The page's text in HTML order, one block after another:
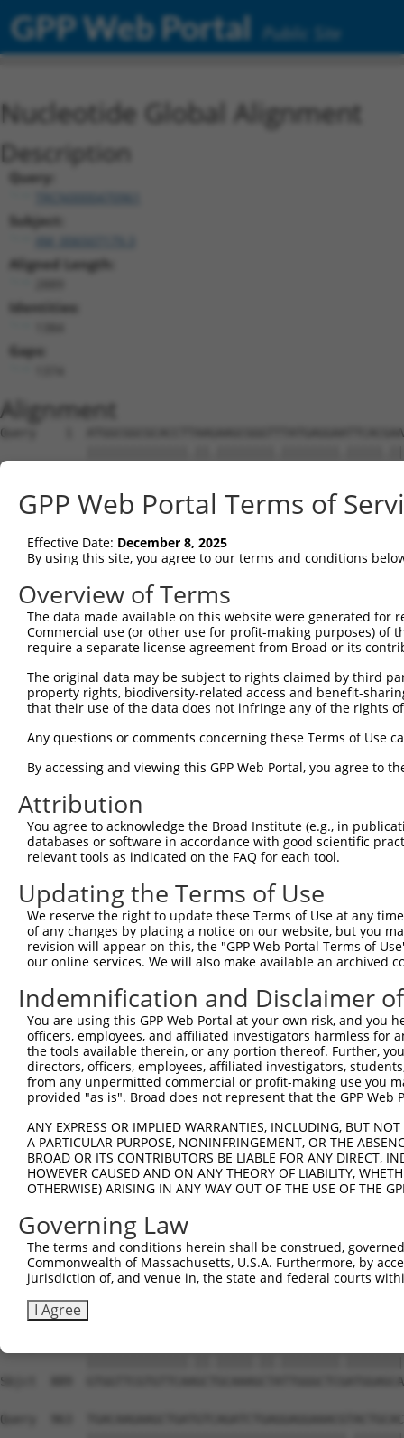
GPP Web Portal Public Site
Nucleotide Global Alignment
Description
Query:
Subject:
Aligned Length:
Identities:
Gaps:
Alignment
Query    1  ATGGCGGCGCACCTTAAGAAGCGGGTTTATGAGGAATTCACGAAAGTGGTTCAGCCACAGGAGGAAATTGCTAC  74
            ||||||||||||||.||.||||||||.||||||||.|||||.|||||||||||||..|||||||||||||||||
Sbjct    1  ATGGCGGCGCACCTGAAAAAGCGGGTGTATGAGGAGTTCACTAAAGTGGTTCAGCAGCAGGAGGAAATTGCTAC  74

Query   75  TAAGAAACTCCGACTAACAAAACCAAGTAAATCTGCAGCACTCCACATAGATCTGTGTAAAGCTACCTCCCCAG  148
            .|||||.||||||.|||||||.||.||.||||||||.||.|||||||||||||||||||||||.||||||||||
Sbjct   75  CAAGAAGCTCCGATTAACAAAGCCGAGCAAATCTGCCGCTCTCCACATAGATCTGTGTAAAGCCACCTCCCCAG  148

Query  149  CAGATGCTTTGCAATACTTGCTCCAGTTTGCCAGGAAGCCTGTCGAGGCGGAAAGCGTAGAGGGAGTAGTCAGG  222
            |||||||||||||.|||.|.||||||||||||||.||||||||.||.||.||.||.||.|||||.|||||||||
Sbjct  149  CAGATGCTTTGCAGTACCTACTCCAGTTTGCCAGAAAGCCTGTAGAAGCAGAGAGTGTGGAGGGGGTAGTCAGG  222

Query  223  ATTCTCTTGGAACATTATTACAAGGAGAATGATCCATCTGTGAGACTGAAAATTGCATCATTGTTGGGTTTATT  296
            ||||||||||||||||||||||||||.|||||||||||||||||||||||||||||||||.|.|||||.|||||
Sbjct  223  ATTCTCTTGGAACATTATTACAAGGAAAATGATCCATCTGTGAGACTGAAAATTGCATCACTCTTGGGATTATT  296

Query  297  ATCAAAGACAGCAGGATTTTCACCAGACTGCATTATGGATGATGCCATCAACATCCTGCAGAATGAAAAGTCTC  370
            |||||||||.||||||||.||.|||||||||||.|||||.||.|||||.|||||.||.||||||||||||||||
Sbjct  297  ATCAAAGACGGCAGGATTCTCTCCAGACTGCATAATGGACGACGCCATTAACATACTACAGAATGAAAAGTCTC  370

Query  371  ATCAAGTCCTAGCTCAACTGCTGGATACTTTGCTTGCAATTGGCACTAAGCTACCAGAGAATCAAGCTATCCAA  444
            |.|||||.|||||||||||.|||||.|||||||||||||||||||.|||.||||||||.||||||||||.||||
Sbjct  371  ACCAAGTGCTAGCTCAACTACTGGACACTTTGCTTGCAATTGGCAGTAAACTACCAGAAAATCAAGCTACCCAA  444

Query  445  ATGCGATTAGTTGATGTGGCCTGCAAGCATCTGACAGATACGTCTCATGGTGTAAGAAATAAGTGCCTGCAGTT  518
            .||||||||||.|||||||||||||||||.|||||||||||.||.|||||||||||||||||||||.||||.||
Sbjct  445  GTGCGATTAGTGGATGTGGCCTGCAAGCACCTGACAGATACTTCCCATGGTGTAAGAAATAAGTGCTTGCAATT  518

Query  519  ACTTGGCAATCTTGGCTCTTTGGAGAAAAGTGTCACAAAAGATGCAGAAGGCCTAGCTGCCAGAGATGTCCAGA  592
            |||||||||||||||||||||||||||||||||||||||||||.|.||||||..|||||||||||||||.||||
Sbjct  519  ACTTGGCAATCTTGGCTCTTTGGAGAAAAGTGTCACAAAAGATACTGAAGGCTCAGCTGCCAGAGATGTTCAGA  592

Query  593  AGATTATAGGGGATTACTTCAGTGACCAAGACCCACGTGTCAGAACAGCAGCTATAAAAGCCATGTTGCAGCTC  666
            |.|||||.|||||..||||||||||||||||.|||||.||||||||||||||||||||||||||||||||||||
Sbjct  593  AAATTATCGGGGACCACTTCAGTGACCAAGATCCACGGGTCAGAACAGCAGCTATAAAAGCCATGTTGCAGCTC  666

Query  667  CATGAAAGAGGACTGAAATTACACCAAACAATTTATAATCAGGCCTGTAAATTACTCTCTGATGACTATGAACA  740
            |||||||||||||||||.|||||||||||.|||||||||||||||||||||||.||||||||||||||.||.||
Sbjct  667  CATGAAAGAGGACTGAAGTTACACCAAACGATTTATAATCAGGCCTGTAAATTGCTCTCTGATGACTACGAGCA  740

Query  741  AGTGCGCAGTGCTGCAGTCCAGCTTATCTGGGTCGTCAGTCAGCTCTATCCTGAAAGCATTGTCCCAATTCCTT  814
            .||||||||||||||||||||||||||||||||.|||||.||||||||||||||.||.||.||.|||||.||.|
Sbjct  741  GGTGCGCAGTGCTGCAGTCCAGCTTATCTGGGTTGTCAGCCAGCTCTATCCTGAGAGTATAGTTCCAATACCGT  814

Query  815  CTTCTAATGAAGAAATACGCTTAGTTGATGATGCGTTTGGCAAAATTTGTCACATGGTCAGTGATGGCTCTTGG  888
            ||||||||||||||||.||..|||||||||||||.|||||.||||||||.||||||||||||||||||||.|||
Sbjct  815  CTTCTAATGAAGAAATCCGTCTAGTTGATGATGCATTTGGAAAAATTTGCCACATGGTCAGTGATGGCTCCTGG  888

Query  889  GTGGTTCGTGTTCAGGCAGCAAAACTGTTGGGCTCTATGGAGCAAGTCAGTTCTCATTTCTTGGAGCAGACCCT  962
            ||||||||||||||.||.|||||.||.||||||||.|||||||||||.||.||||||||||||||||||||.||
Sbjct  889  GTGGTTCGTGTTCAAGCTGCAAAGCTATTGGGCTCGATGGAGCAAGTTAGCTCTCATTTCTTGGAGCAGACTCT  962

Query  963  TGACAAGAAGCTGATGTCAGATCTGAGGAGGAAACGTACTGCACATGAGCGTGCCAAGGAACTTTACAGTTCGG  1036
            ||||||||||||||||||||||||||||||||||||.|||||||||||||||||||||||||||||||||||||
Sbjct  963  TGACAAGAAGCTGATGTCAGATCTGAGGAGGAAACGCACTGCACATGAGCGTGCCAAGGAACTTTACAGTTCGG  1036

Query 1037  GGGAGTTTTCCAGTGGCAGAAAGTGGGGAGATGATGCTCCCAAGGAAGAAGTAGATACCGGGGCTGTGAACTTG  1110
            |||||||||||||||||||.||.|||||||||||||||||||||||||||.||||.||.|||||.||||||.||
Sbjct 1037  GGGAGTTTTCCAGTGGCAGGAAATGGGGAGATGATGCTCCCAAGGAAGAAATAGACACGGGGGCCGTGAACCTG  1110

Query 1111  ATTGAGTCAGGAGCTTGTGGAGCTTTTGTTCATGGGTTGGAAGATGAGATGTATGAGGTTCGTATTGCTGCTGT  1184
            ||.|||||||||||.||||||||.||||||||||||||||||||||||||||||||||||||.|||||||||||
Sbjct 1111  ATAGAGTCAGGAGCGTGTGGAGCCTTTGTTCATGGGTTGGAAGATGAGATGTATGAGGTTCGCATTGCTGCTGT  1184

Query 1185  GGAGGCCCTCTGCATGTTGGCCCAGTCTTCACCCTCTTTTGCTGAGAAGTGCCTTGATTTCCTAGTTGACATGT  1258
            ||||||.||.||||||.|.|||||||||||.||||||||||||||.|||||||||||.||.|||||||||||||
Sbjct 1185  GGAGGCTCTGTGCATGCTAGCCCAGTCTTCGCCCTCTTTTGCTGAAAAGTGCCTTGACTTTCTAGTTGACATGT  1258

Query 1259  TCAACGATGAAATTGAGGAAGTACGTCTGCAGTCTATACATACCATGAGAAAAATCTCTAACAACATCACCCTC  1332
            ||||.|||||||||||||||||.|||||||||||.|||||.|||||||||||||||||||||||.|||||||||
Sbjct 1259  TCAATGATGAAATTGAGGAAGTGCGTCTGCAGTCCATACACACCATGAGAAAAATCTCTAACAATATCACCCTC  1332

Query 1333  CGAGAAGATCAGCTTGACACTGTCCTGGCTGTGCTAGAGGATTCATCCAGAGATATTCGAGAGGCTCTTCATGA  1406
            |||||||||||||||||||||||||||||||||.||||||||||||||||.||||||.||||||||||||||||
Sbjct 1333  CGAGAAGATCAGCTTGACACTGTCCTGGCTGTGTTAGAGGATTCATCCAGGGATATTAGAGAGGCTCTTCATGA  1406

Query 1407  ACTCTTATGCTGTACTAATGTTTCAACCAAAGAAGGGATTCATCTTGCATTGGTGGAGCTGCTGAAAAATTTAA  1480
            ||||||||||||.||||||||.|||||||||||||||||||||||||||.||||||||||.||.|||||..|||
Sbjct 1407  ACTCTTATGCTGCACTAATGTCTCAACCAAAGAAGGGATTCATCTTGCACTGGTGGAGCTTCTAAAAAACCTAA  1480

Query 1481  CCAAGTACCCTACTGATAGGGACTCCATATGGAAG---------------------------------------  1515
            ||||||||||||||||.||||||||||||||||||
GPP Web Portal Terms of
Effective Date: December 8, 2025
By using this site, you agree to our terms and conditions
Overview of Terms
The data made available on this website were generated
Commercial use (or other use for profit-making purposes) of
require a separate license agreement from Broad or its
The original data may be subject to rights claimed by third
property rights, biodiversity-related access and benefit-
that their use of the data does not infringe any of the rights
Any questions or comments concerning these Terms of Use
By accessing and viewing this GPP Web Portal, you agree to
Attribution
You agree to acknowledge the Broad Institute (e.g., in
databases or software in accordance with good scientific
relevant tools as indicated on the FAQ for each tool.
Updating the Terms of Use
We reserve the right to update these Terms of Use at any
of any changes by placing a notice on our website, but you
revision will appear on this, the "GPP Web Portal Terms of
our online services. We will also make available an archived
Indemnification and Disclaimer
You are using this GPP Web Portal at your own risk, and
officers, employees, and affiliated investigators harmless for
the tools available therein, or any portion thereof. Further,
directors, officers, employees, affiliated investigators,
from any unpermitted commercial or profit-making use you
provided "as is". Broad does not represent that the GPP
ANY EXPRESS OR IMPLIED WARRANTIES, INCLUDING, BUT
A PARTICULAR PURPOSE, NONINFRINGEMENT, OR THE
BROAD OR ITS CONTRIBUTORS BE LIABLE FOR ANY DIRECT,
HOWEVER CAUSED AND ON ANY THEORY OF LIABILITY,
OTHERWISE) ARISING IN ANY WAY OUT OF THE USE OF THE
Governing Law
The terms and conditions herein shall be construed,
Commonwealth of Massachusetts, U.S.A. Furthermore, by
jurisdiction of, and venue in, the state and federal courts
I Agree